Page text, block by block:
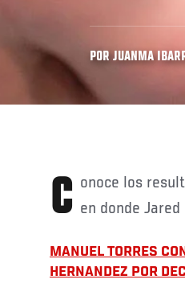
POR JUANMA
Conoce los resultados de las peleas estelares del Sábado 17 de Junio en donde
MANUEL TORRES
HERNANDEZ POR